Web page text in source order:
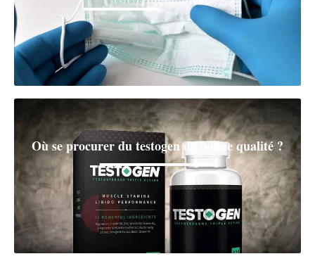
Où se procurer du testogen de bonne qualité ?